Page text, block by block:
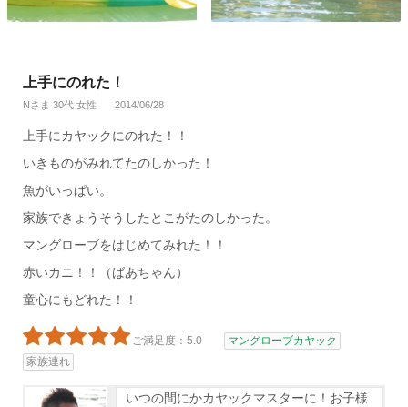
上手にのれた！
Nさま 30代 女性 2014/06/28
上手にカヤックにのれた！！
いきものがみれてたのしかった！
魚がいっぱい。
家族できょうそうしたとこがたのしかった。
マングローブをはじめてみれた！！
赤いカニ！！（ばあちゃん）
童心にもどれた！！
ご満足度：5.0
マングローブカヤック
家族連れ
いつの間にかカヤックマスターに！お子様